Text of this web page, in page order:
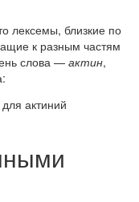
лексемы, близкие по
к разным частям
слова — актин,